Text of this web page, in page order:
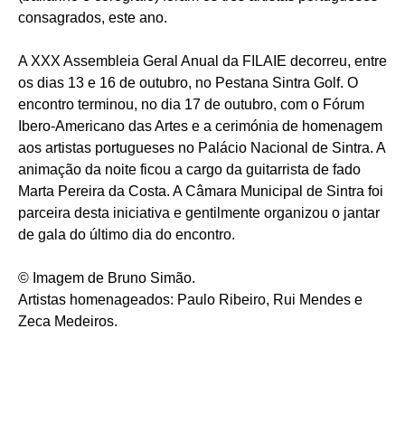
consagrados, este ano.
A XXX Assembleia Geral Anual da FILAIE decorreu, entre
os dias 13 e 16 de outubro, no Pestana Sintra Golf. O
encontro terminou, no dia 17 de outubro, com o Fórum
Ibero-Americano das Artes e a cerimónia de homenagem
aos artistas portugueses no Palácio Nacional de Sintra. A
animação da noite ficou a cargo da guitarrista de fado
Marta Pereira da Costa. A Câmara Municipal de Sintra foi
parceira desta iniciativa e gentilmente organizou o jantar
de gala do último dia do encontro.
© Imagem de Bruno Simão.
Artistas homenageados: Paulo Ribeiro, Rui Mendes e
Zeca Medeiros.